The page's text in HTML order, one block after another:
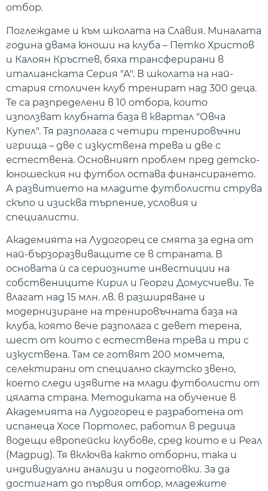
отбор.
Поглеждаме и към школата на Славия. Миналата
година двама юноши на клуба – Петко Христов
и Калоян Кръстев, бяха трансферирани в
италианската Серия "А". В школата на най-
стария столичен клуб тренират над 300 деца.
Те са разпределени в 10 отбора, които
използват клубната база в квартал "Овча
Купел". Тя разполага с четири тренировъчни
игрища – две с изкуствена трева и две с
естествена. Основният проблем пред детско-
юношеския ни футбол остава финансирането.
А развитието на младите футболисти струва
скъпо и изисква търпение, условия и
специалисти.
Академията на Лудогорец се смята за една от
най-бързоразвиващите се в страната. В
основата ѝ са сериозните инвестиции на
собствениците Кирил и Георги Домусчиеви. Те
влагат над 15 млн. лв. в разширяване и
модернизиране на тренировъчната база на
клуба, която вече разполага с девет терена,
шест от които с естествена трева и три с
изкуствена. Там се готвят 200 момчета,
селектирани от специално скаутско звено,
което следи изявите на млади футболисти от
цялата страна. Методиката на обучение в
Академията на Лудогорец е разработена от
испанеца Хосе Портолес, работил в редица
водещи европейски клубове, сред които е и Реал
(Мадрид). Тя включва както отборни, така и
индивидуални анализи и подготовки. За да
достигнат до първия отбор, младежите